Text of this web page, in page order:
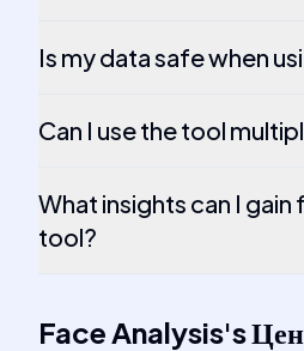
Is my data safe when
Can I use the tool
What insights can I gain
tool?
Face Analysis's